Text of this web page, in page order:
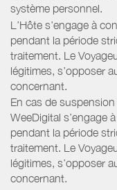
système personnel.
L’Hôte s’engage à
pendant la période
traitement. Le
légitimes, s’opposer
concernant.
En cas de
WeeDigital s’engage
pendant la période
traitement. Le
légitimes, s’opposer
concernant.